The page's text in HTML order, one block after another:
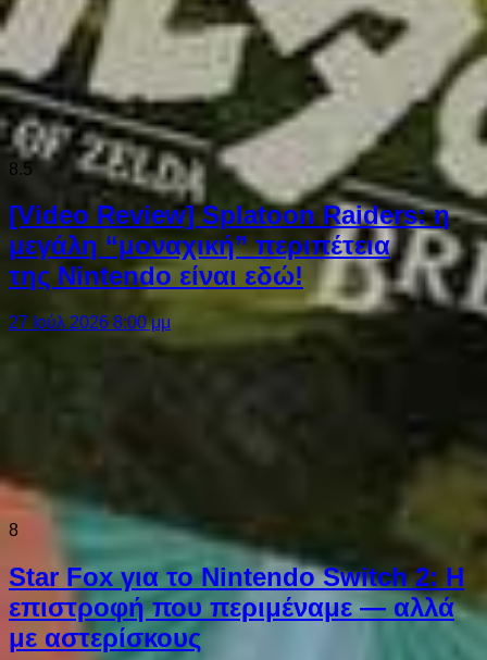
8.5
[Video Review] Splatoon Raiders: η
μεγάλη “μοναχική” περιπέτεια
της Nintendo είναι εδώ!
27 Ιούλ 2026 8:00 μμ
8
Star Fox για το Nintendo Switch 2: Η
επιστροφή που περιμέναμε — αλλά
με αστερίσκους